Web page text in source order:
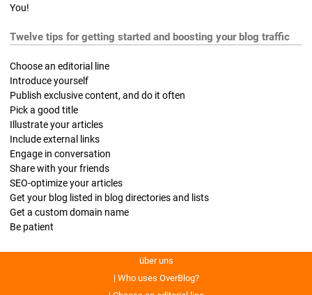
You!
Twelve tips for getting started and boosting your blog traffic
Choose an editorial line
Introduce yourself
Publish exclusive content, and do it often
Pick a good title
Illustrate your articles
Include external links
Engage in conversation
Share with your friends
SEO-optimize your articles
Get your blog listed in blog directories and lists
Get a custom domain name
Be patient
über uns
Who uses OverBlog?